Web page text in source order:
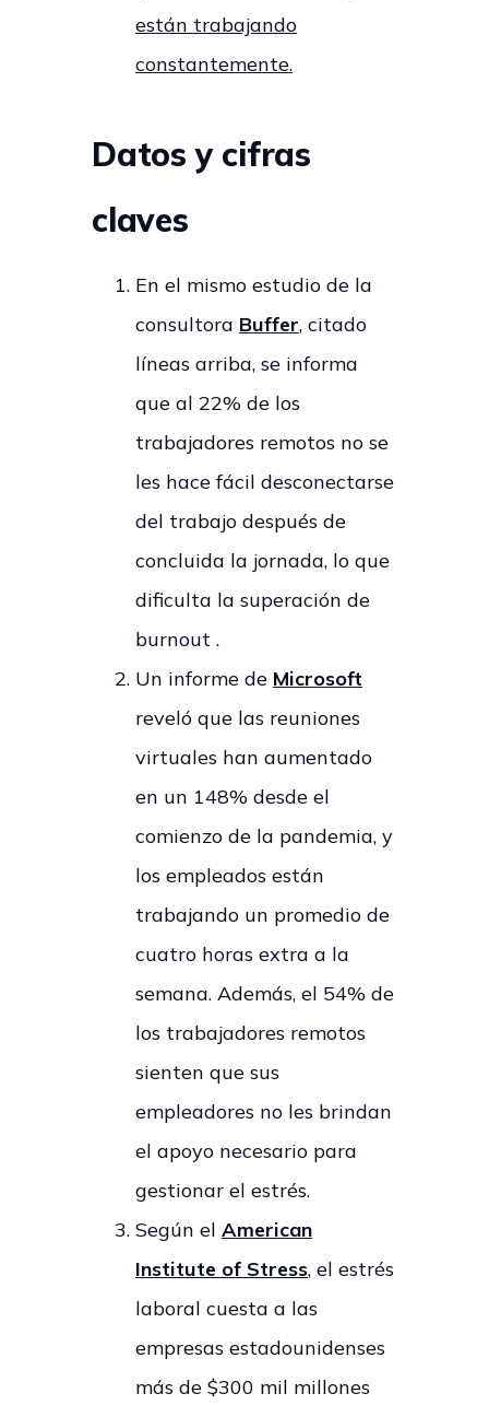
están trabajando
constantemente.
Datos y cifras
claves
En el mismo estudio de la
consultora Buffer, citado
líneas arriba, se informa
que al 22% de los
trabajadores remotos no se
les hace fácil desconectarse
del trabajo después de
concluida la jornada, lo que
dificulta la superación de
burnout .
Un informe de Microsoft
reveló que las reuniones
virtuales han aumentado
en un 148% desde el
comienzo de la pandemia, y
los empleados están
trabajando un promedio de
cuatro horas extra a la
semana. Además, el 54% de
los trabajadores remotos
sienten que sus
empleadores no les brindan
el apoyo necesario para
gestionar el estrés.
Según el American
Institute of Stress, el estrés
laboral cuesta a las
empresas estadounidenses
más de $300 mil millones